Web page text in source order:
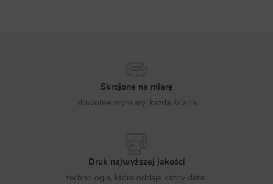
Skrojone na miarę
dowolne wymiary, każda ściana
Druk najwyższej jakości
technologia, która oddaje każdy detal